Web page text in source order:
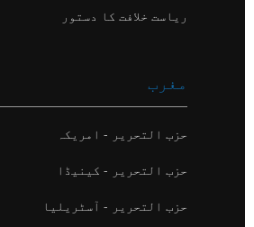
ریاست خلافت کا دستور
مغرب
حزب التحریر - امریکہ
حزب التحریر - کینیڈا
حزب التحریر - آسٹریلیا